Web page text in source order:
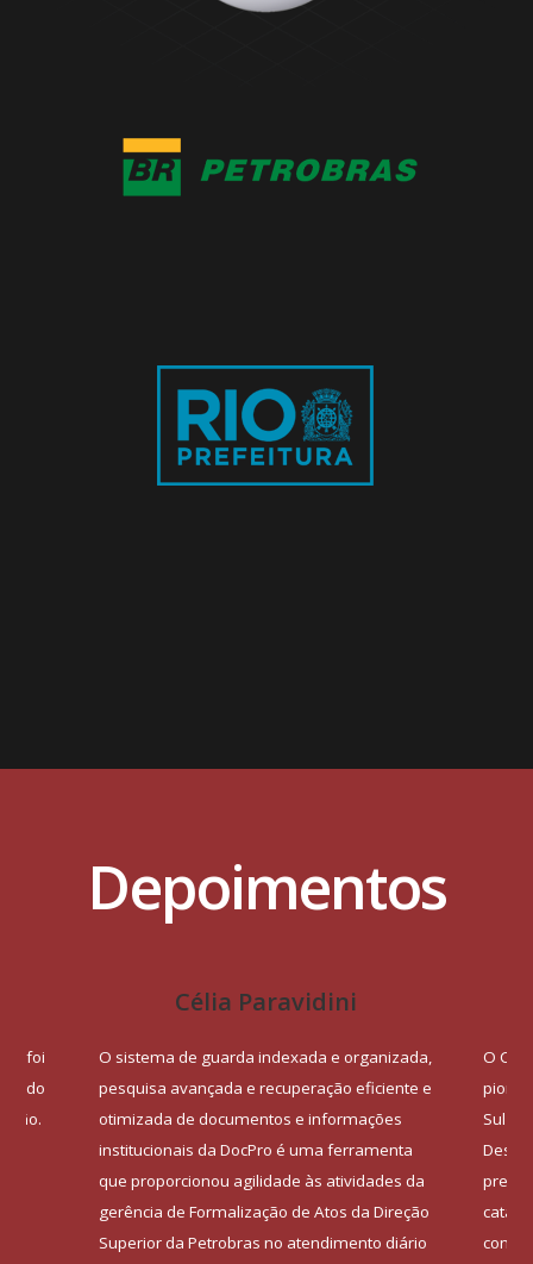
Depoimentos
foi
do
Célia Paravidini
O sistema de guarda indexada e organizada,
pesquisa avançada e recuperação eficiente e
otimizada de documentos e informações
institucionais da DocPro é uma ferramenta
que proporcionou agilidade às atividades da
gerência de Formalização de Atos da Direção
Superior da Petrobras no atendimento diário
O
Sul